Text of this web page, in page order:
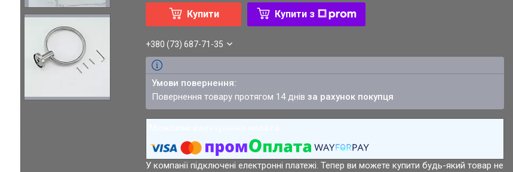
Купити Купити з
+380 (73) 687-71-35
повернення товару протягом 14 днівза рахунок покупця
У компанії підключені електронні платежі. Тепер ви можете купити будь-який товар не